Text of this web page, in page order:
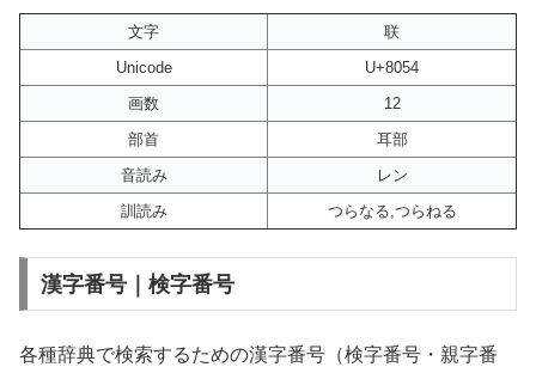
文字
联
Unicode
U+8054
画数
12
部首
耳部
音読み
レン
訓読み
つらなる,つらねる
漢字番号｜検字番号
各種辞典で検索するための漢字番号（検字番号・親字番